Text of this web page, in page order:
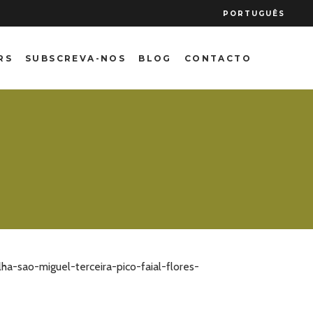
PORTUGUÊS
SUBSCREVA-NOS BLOG CONTACTO